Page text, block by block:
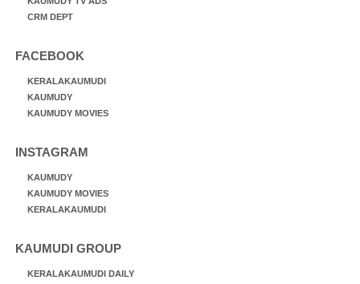
CRM DEPT
FACEBOOK
KERALAKAUMUDI
KAUMUDY
KAUMUDY MOVIES
INSTAGRAM
KAUMUDY
KAUMUDY MOVIES
KERALAKAUMUDI
KAUMUDI GROUP
KERALAKAUMUDI DAILY